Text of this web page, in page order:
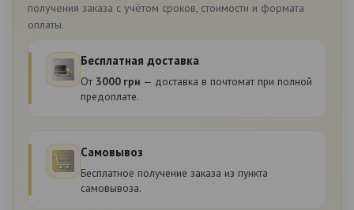
получения заказа с учётом сроков, стоимости и формата
оплаты.
Бесплатная доставка
От 3000 грн — доставка в почтомат при полной
предоплате.
Самовывоз
Бесплатное получение заказа из пункта
самовывоза.